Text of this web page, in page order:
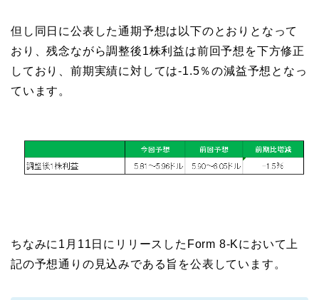
但し同日に公表した通期予想は以下のとおりとなって
おり、残念ながら調整後1株利益は前回予想を下方修正
しており、前期実績に対しては-1.5％の減益予想となっ
ています。
ちなみに1月11日にリリースしたForm 8-Kにおいて上
記の予想通りの見込みである旨を公表しています。